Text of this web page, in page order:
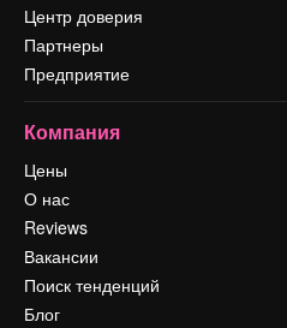
Центр доверия
Партнеры
Предприятие
Компания
Цены
О нас
Reviews
Вакансии
Поиск тенденций
Блог